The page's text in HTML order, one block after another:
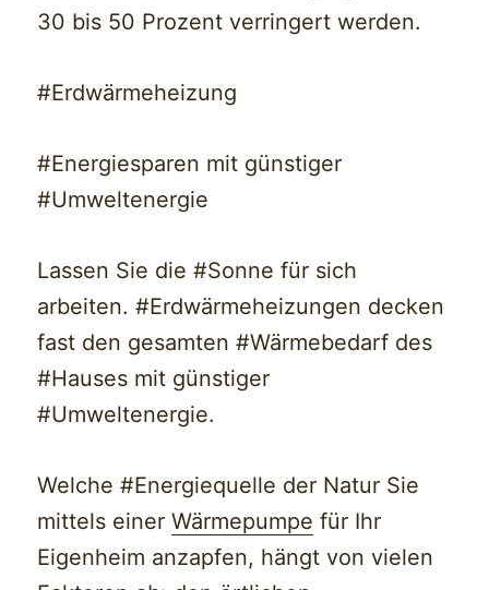
30 bis 50 Prozent verringert werden.
#Erdwärmeheizung
#Energiesparen mit günstiger
#Umweltenergie
Lassen Sie die #Sonne für sich
arbeiten. #Erdwärmeheizungen decken
fast den gesamten #Wärmebedarf des
#Hauses mit günstiger
#Umweltenergie.
Welche #Energiequelle der Natur Sie
mittels einerWärmepumpe für Ihr
Eigenheim anzapfen, hängt von vielen